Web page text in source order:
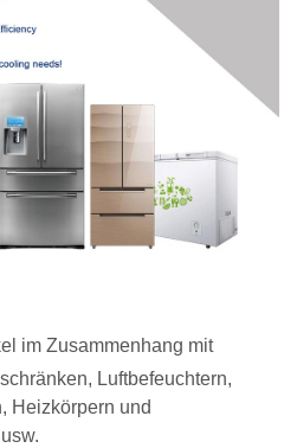
im Zusammenhang mit
Luftbefeuchtern,
Heizkörpern und